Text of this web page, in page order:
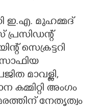
ഇ.എ. മുഹമ്മദ്
സെക്രട്ടറി
മാവള്ളി,
കമ്മിറ്റി അംഗം
നേതൃത്വം